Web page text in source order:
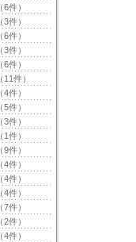
（6件）
（3件）
（6件）
（3件）
（6件）
（11件）
（4件）
（5件）
（3件）
（1件）
（9件）
（4件）
（4件）
（4件）
（7件）
（2件）
（4件）